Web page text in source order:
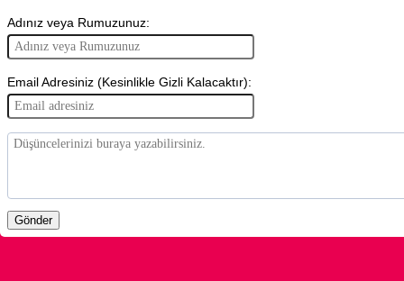
Adınız veya Rumuzunuz:
Email Adresiniz (Kesinlikle Gizli Kalacaktır):